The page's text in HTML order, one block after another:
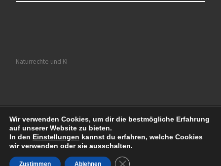
Naturrechte und KI
© 2026Ruhrkultour– Alle Rechte vorbehalten
Präsentiert vonWP– Entworfen mit demCustomizr-Theme
Wir verwenden Cookies, um dir die bestmögliche Erfahrung
auf unserer Website zu bieten.
In den Einstellungen kannst du erfahren, welche Cookies
wir verwenden oder sie ausschalten.
Zustimmen Ablehnen GDPR Cookie-Banner